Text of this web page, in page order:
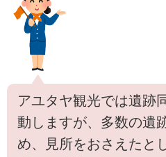
アユタヤ観光では遺跡
動しますが、多数の遺
め、見所をおさえたと